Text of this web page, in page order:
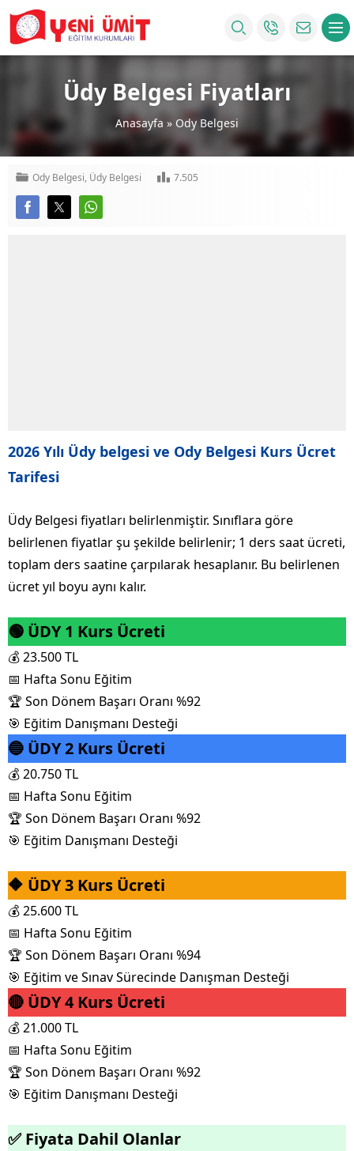
Üdy Belgesi Fiyatları
Anasayfa » Ody Belgesi
Ody Belgesi, Üdy Belgesi 7.505
2026 Yılı Üdy belgesi ve Ody Belgesi Kurs Ücret
Tarifesi
Üdy Belgesi fiyatları belirlenmiştir. Sınıflara göre
belirlenen fiyatlar şu şekilde belirlenir; 1 ders saat ücreti,
toplam ders saatine çarpılarak hesaplanır. Bu belirlenen
ücret yıl boyu aynı kalır.
🟢 ÜDY 1 Kurs Ücreti
💰 23.500 TL
📅 Hafta Sonu Eğitim
🏆 Son Dönem Başarı Oranı %92
🎯 Eğitim Danışmanı Desteği
🔵 ÜDY 2 Kurs Ücreti
💰 20.750 TL
📅 Hafta Sonu Eğitim
🏆 Son Dönem Başarı Oranı %92
🎯 Eğitim Danışmanı Desteği
🔶 ÜDY 3 Kurs Ücreti
💰 25.600 TL
📅 Hafta Sonu Eğitim
🏆 Son Dönem Başarı Oranı %94
🎯 Eğitim ve Sınav Sürecinde Danışman Desteği
🔴 ÜDY 4 Kurs Ücreti
💰 21.000 TL
📅 Hafta Sonu Eğitim
🏆 Son Dönem Başarı Oranı %92
🎯 Eğitim Danışmanı Desteği
✅ Fiyata Dahil Olanlar